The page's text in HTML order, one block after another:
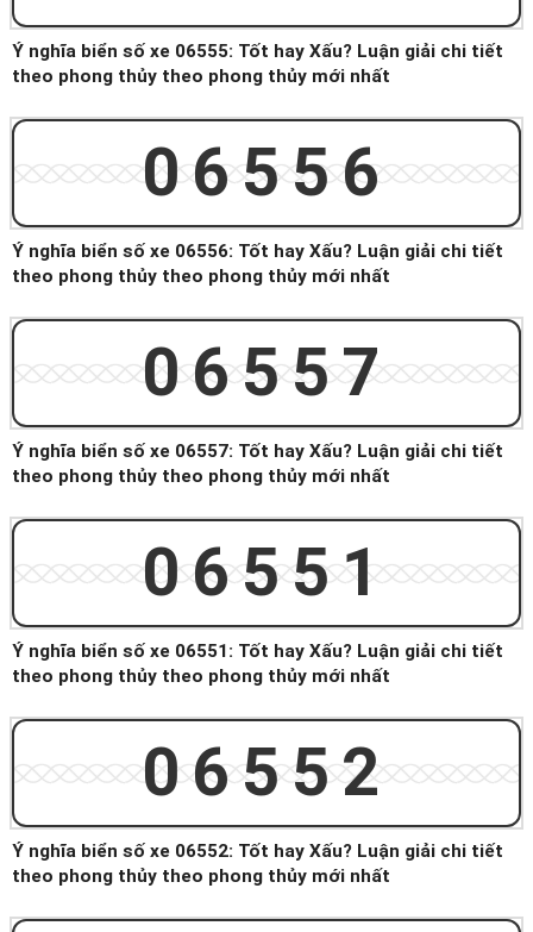
Ý nghĩa biển số xe 06555: Tốt hay Xấu? Luận giải chi tiết
theo phong thủy theo phong thủy mới nhất
06556
Ý nghĩa biển số xe 06556: Tốt hay Xấu? Luận giải chi tiết
theo phong thủy theo phong thủy mới nhất
06557
Ý nghĩa biển số xe 06557: Tốt hay Xấu? Luận giải chi tiết
theo phong thủy theo phong thủy mới nhất
06551
Ý nghĩa biển số xe 06551: Tốt hay Xấu? Luận giải chi tiết
theo phong thủy theo phong thủy mới nhất
06552
Ý nghĩa biển số xe 06552: Tốt hay Xấu? Luận giải chi tiết
theo phong thủy theo phong thủy mới nhất